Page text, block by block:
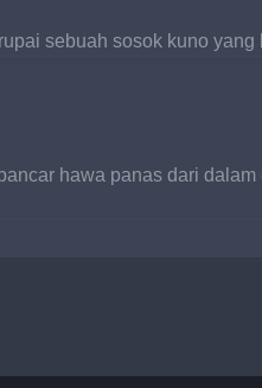
sebuah sosok kuno
hawa panas dari